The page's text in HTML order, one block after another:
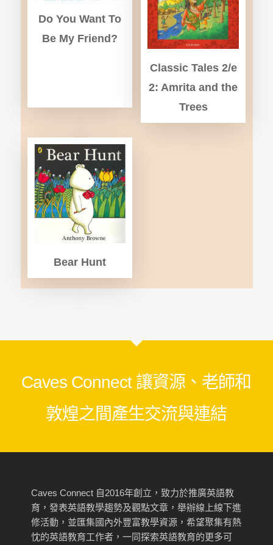
Do You Want To
Be My Friend?
Classic Tales 2/e
2: Amrita and the
Trees
Bear Hunt
Caves Connect 讓資源、老師和
敦煌之間產生交流與連結
Caves Connect 自2016年創立，致力於推廣英語教
育，發表英語教學趨勢及觀點文章，舉辦線上線下進
修活動，並匯集國內外豐富教學資源，希望聚集有熱
忱的英語教育工作者，一同探索英語教育的更多可